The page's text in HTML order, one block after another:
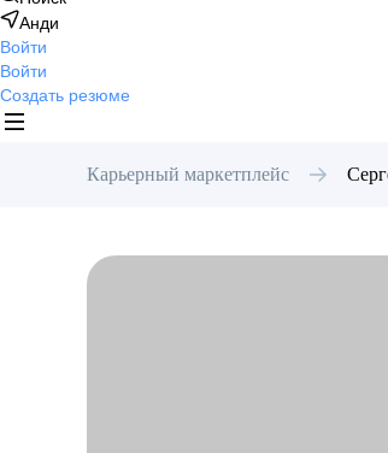
Анди
Войти
Войти
Создать резюме
Карьерный маркетплейс